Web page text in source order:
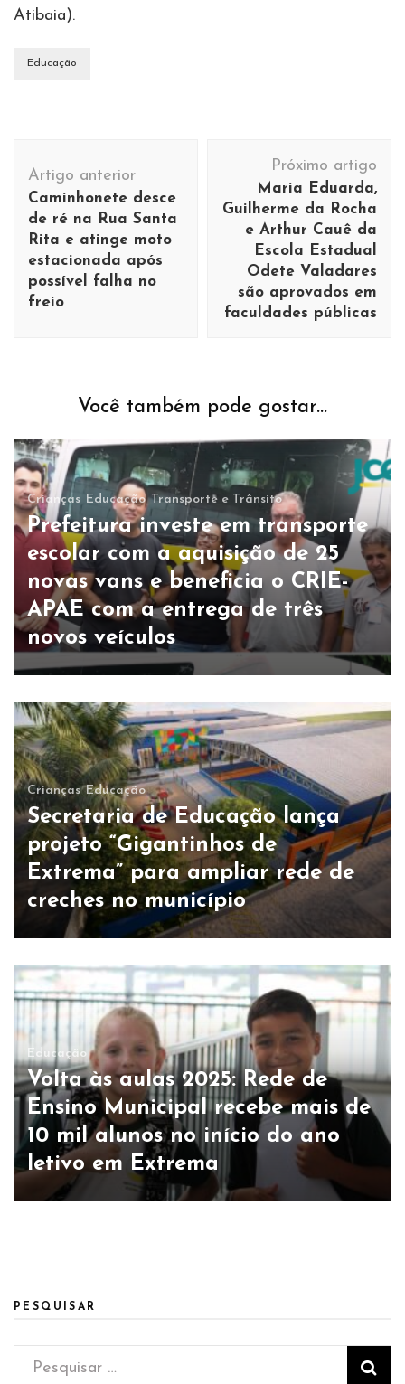
Atibaia).
Educação
de
post
Artigo anterior
Caminhonete desce
de ré na Rua Santa
Rita e atinge moto
estacionada após
possível falha no
freio
Próximo artigo
Maria Eduarda,
Guilherme da Rocha
e Arthur Cauê da
Escola Estadual
Odete Valadares
são aprovados em
faculdades públicas
Você também pode gostar...
Crianças Educação Transporte e Trânsito
Prefeitura investe em transporte
escolar com a aquisição de 25
novas vans e beneficia o CRIE-
APAE com a entrega de três
novos veículos
Crianças Educação
Secretaria de Educação lança
projeto “Gigantinhos de
Extrema” para ampliar rede de
creches no município
Educação
Volta às aulas 2025: Rede de
Ensino Municipal recebe mais de
10 mil alunos no início do ano
letivo em Extrema
PESQUISAR
Pesquisar